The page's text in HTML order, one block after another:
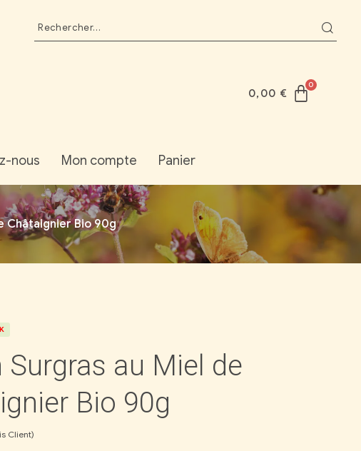
0,00 €
nous Mon compte Panier
Châtaignier Bio 90g
Surgras au Miel de
Bio 90g
Client)